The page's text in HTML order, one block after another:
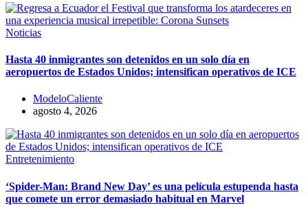
Noticias
Hasta 40 inmigrantes son detenidos en un solo día en
aeropuertos de Estados Unidos; intensifican operativos de ICE
ModeloCaliente
agosto 4, 2026
Entretenimiento
‘Spider-Man: Brand New Day’ es una película estupenda hasta
que comete un error demasiado habitual en Marvel